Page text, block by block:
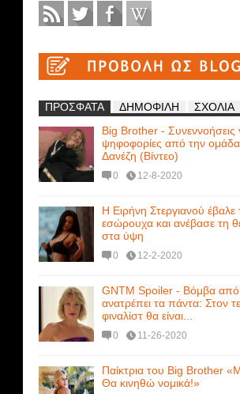
ΠΡΟΣΦΑΤΑ ΔΗΜΟΦΙΛΗ
ΣΧΟΛΙΑ
Big Brother - Συνεννοήσεις
ψηφοφορίες από την
Δανέζη (Βίντεο)
0 12-8-2020
Η Ειρήνη Στεργιανού
εσώρουχα και ανέβασε τη
στα ύψη
0 12-2-2020
GNTM Spoiler - Βόμβα από
ανατρέπει τα πάντα: Στον
φιναλίστ θα είναι...
0 11-26-2020
Παίκτρια του Big Brother
Θα κινηθώ νομικά!»